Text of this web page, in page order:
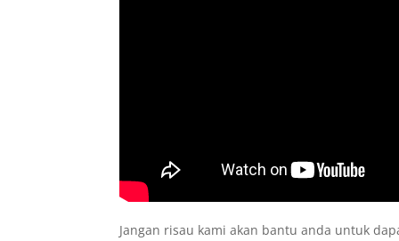
Jangan risau kami akan bantu anda untuk